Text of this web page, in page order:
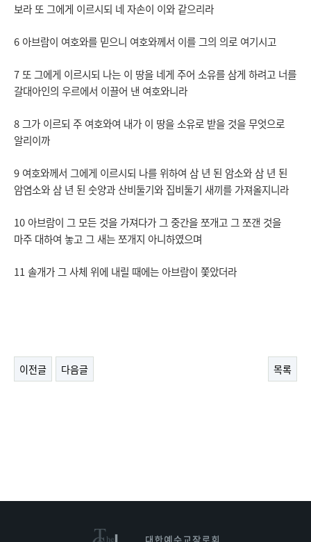
보라 또 그에게 이르시되 네 자손이 이와 같으리라
6 아브람이 여호와를 믿으니 여호와께서 이를 그의 의로 여기시고
7 또 그에게 이르시되 나는 이 땅을 네게 주어 소유를 삼게 하려고 너를
갈대아인의 우르에서 이끌어 낸 여호와니라
8 그가 이르되 주 여호와여 내가 이 땅을 소유로 받을 것을 무엇으로
알리이까
9 여호와께서 그에게 이르시되 나를 위하여 삼 년 된 암소와 삼 년 된
암염소와 삼 년 된 숫양과 산비둘기와 집비둘기 새끼를 가져올지니라
10 아브람이 그 모든 것을 가져다가 그 중간을 쪼개고 그 쪼갠 것을
마주 대하여 놓고 그 새는 쪼개지 아니하였으며
11 솔개가 그 사체 위에 내릴 때에는 아브람이 쫓았더라
이전글 다음글 목록